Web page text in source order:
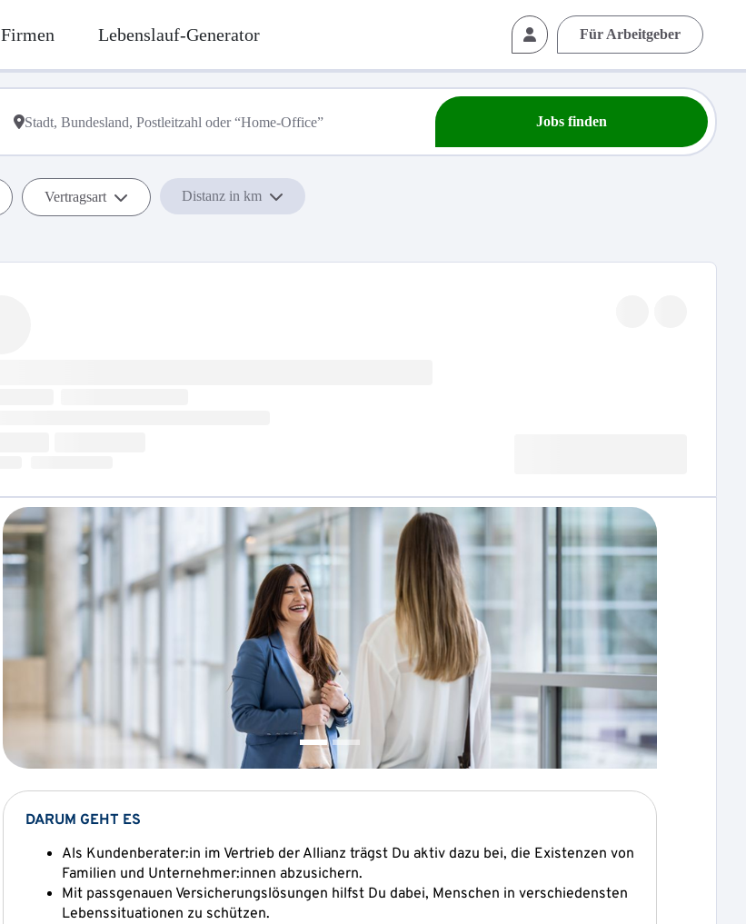
Firmen Lebenslauf-Generator Für Arbeitgeber
Jobs finden
Vertragsart Distanz in km